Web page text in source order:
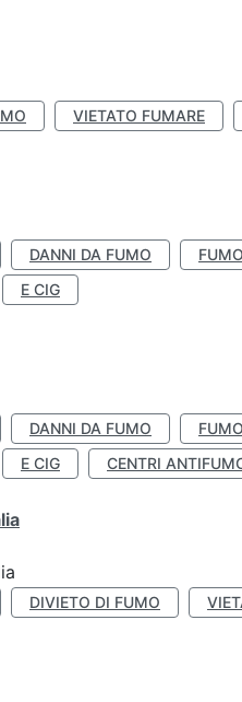
VIETATO FUMARE
DANNI DA FUMO
E CIG
DANNI DA FUMO
E CIG CENTRI
DIVIETO DI FUMO